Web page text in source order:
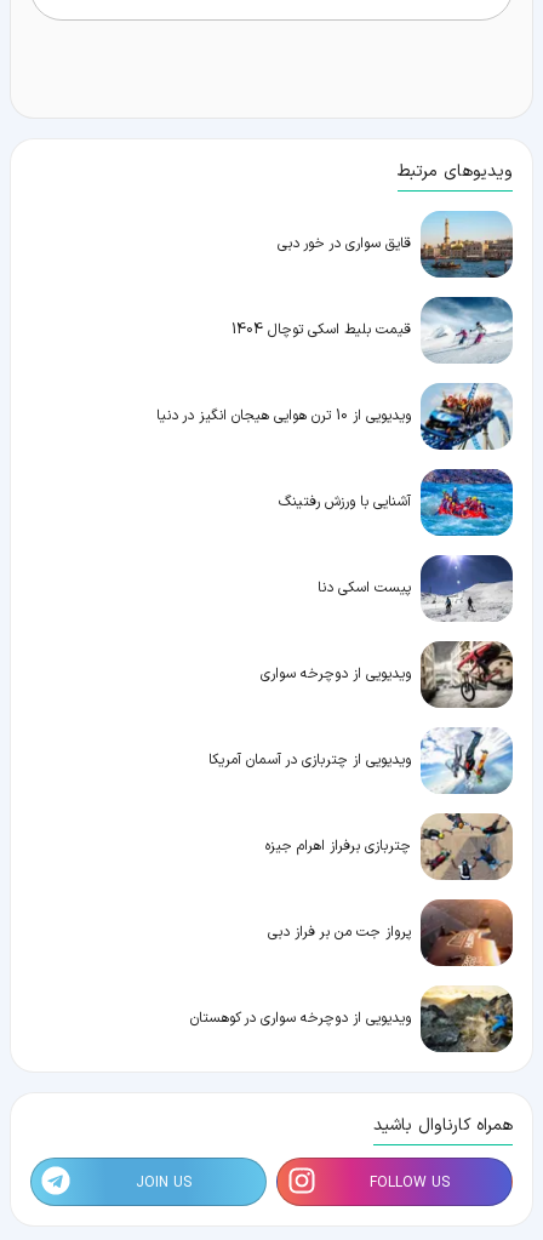
ویدیوهای مرتبط
قایق سواری در خور دبی
قیمت بلیط اسکی توچال 1404
ویدیویی از 10 ترن هوایی هیجان انگیز در دنیا
آشنایی با ورزش رفتینگ
پیست اسکی دنا
ویدیویی از دوچرخه سواری
ویدیویی از چتربازی در آسمان آمریکا
چتربازی برفراز اهرام جیزه
پرواز جت من بر فراز دبی
ویدیویی از دوچرخه سواری در کوهستان
همراه کارناوال باشید
FOLLOW US
JOIN US